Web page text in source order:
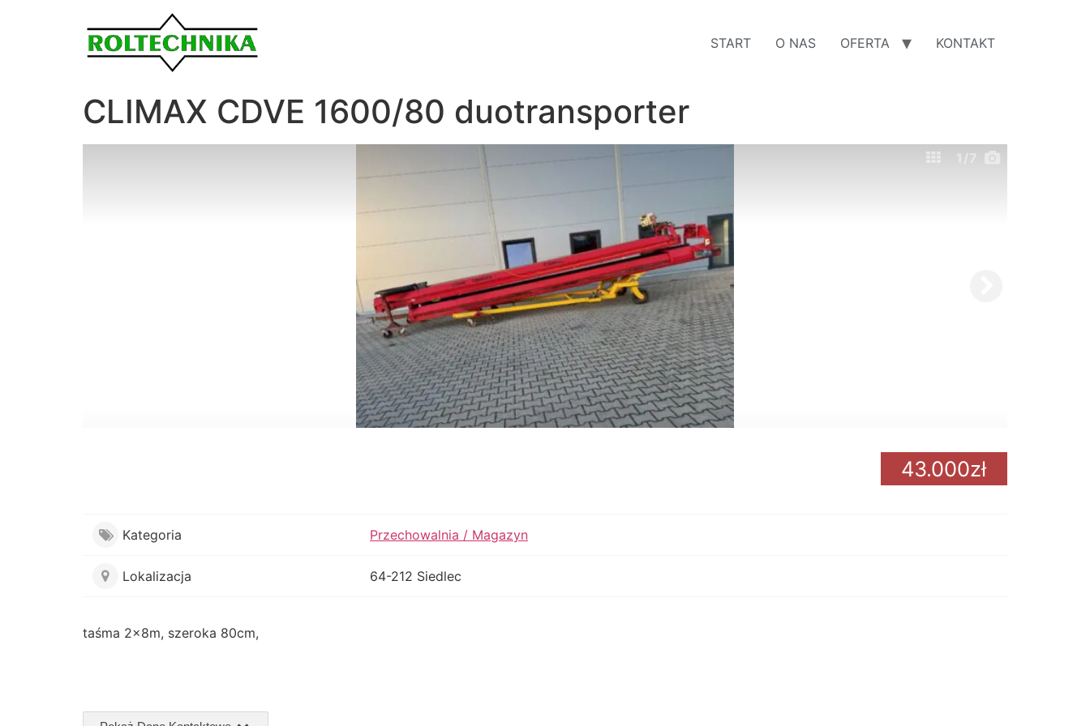
START O NAS OFERTA KONTAKT
CLIMAX CDVE 1600/80 duotransporter
1 /7
43.000zł
Kategoria Przechowalnia / Magazyn
Lokalizacja 64-212 Siedlec
taśma 2x8m, szeroka 80cm,